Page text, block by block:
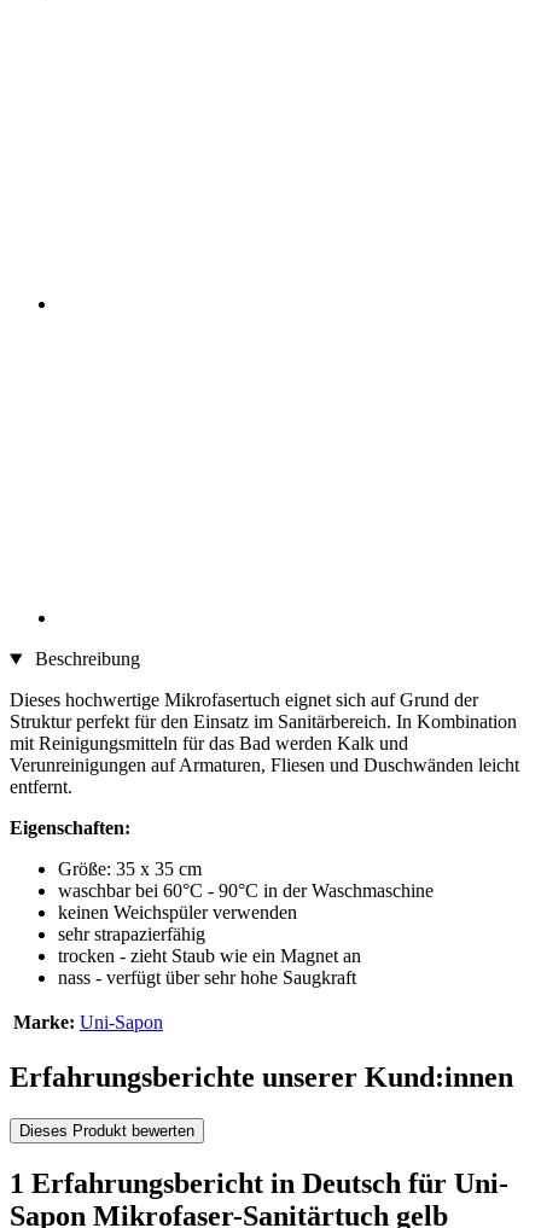
Beschreibung
Dieses hochwertige Mikrofasertuch eignet sich auf Grund der
Struktur perfekt für den Einsatz im Sanitärbereich. In Kombination
mit Reinigungsmitteln für das Bad werden Kalk und
Verunreinigungen auf Armaturen, Fliesen und Duschwänden leicht
entfernt.
Eigenschaften:
Größe: 35 x 35 cm
waschbar bei 60°C - 90°C in der Waschmaschine
keinen Weichspüler verwenden
sehr strapazierfähig
trocken - zieht Staub wie ein Magnet an
nass - verfügt über sehr hohe Saugkraft
Marke: Uni-Sapon
Erfahrungsberichte unserer Kund:innen
Dieses Produkt bewerten
1 Erfahrungsbericht in Deutsch für Uni-
Sapon Mikrofaser-Sanitärtuch gelb